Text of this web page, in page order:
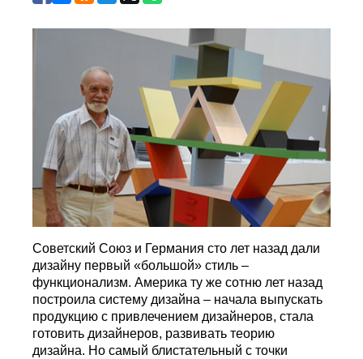
Советский Союз и Германия сто лет назад дали
дизайну первый «большой» стиль –
функционализм. Америка ту же сотню лет назад
построила систему дизайна – начала выпускать
продукцию с привлечением дизайнеров, стала
готовить дизайнеров, развивать теорию
дизайна. Но самый блистательный с точки